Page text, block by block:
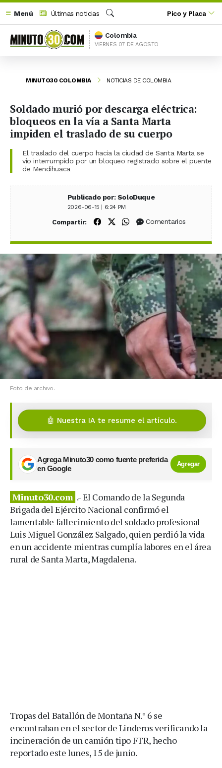
Menú
Últimas noticias
Buscar
Pico y Placa
Colombia
VIERNES 07 DE AGOSTO
MINUTO30 COLOMBIA NOTICIAS DE COLOMBIA
Soldado murió por descarga eléctrica:
bloqueos en la vía a Santa Marta
impiden el traslado de su cuerpo
El traslado del cuerpo hacia la ciudad de Santa Marta se
vio interrumpido por un bloqueo registrado sobre el puente
de Mendihuaca
Publicado por: SoloDuque
2026-06-15 | 6:24 PM
Compartir: Compartir en Facebook
Compartir en X (Twitter)
Compartir en WhatsApp
Comentarios
Foto de archivo.
🤖 Nuestra IA te resume el artículo.
Agrega Minuto30 como fuente preferida
en Google
Agregar
Minuto30.com .- El Comando de la Segunda
Brigada del Ejército Nacional confirmó el
lamentable fallecimiento del soldado profesional
Luis Miguel González Salgado, quien perdió la vida
en un accidente mientras cumplía labores en el área
rural de Santa Marta, Magdalena.
Tropas del Batallón de Montaña N.° 6 se
encontraban en el sector de Linderos verificando la
incineración de un camión tipo FTR, hecho
reportado este lunes, 15 de junio.